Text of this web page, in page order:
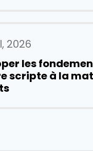
2026
les
scripte à la